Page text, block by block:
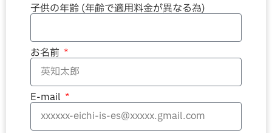
子供の年齢 (年齢で適用料金が異なる為)
お名前
E-mail